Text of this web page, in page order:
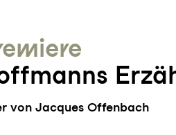
von Jacques Offenbach